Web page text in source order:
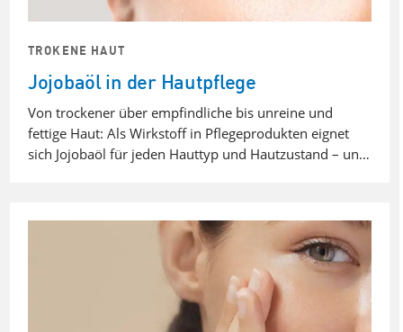
TROKENE HAUT
Jojobaöl in der Hautpflege
Von trockener über empfindliche bis unreine und
fettige Haut: Als Wirkstoff in Pflegeprodukten eignet
sich Jojobaöl für jeden Hauttyp und Hautzustand – un…